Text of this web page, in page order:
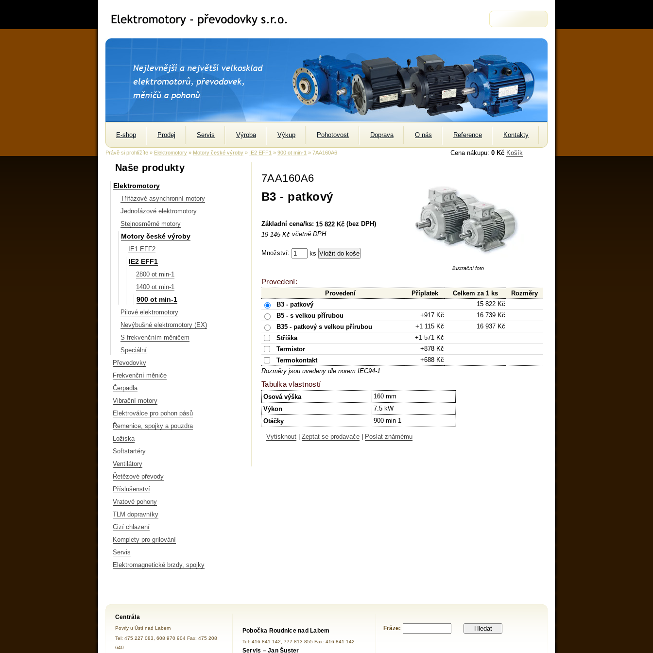
E-shop Prodej Servis Výroba Výkup Pohotovost Doprava O nás Reference Kontakty
Cena nákupu: 0 Kč Košík
Právě si prohlížíte » Elektromotory » Motory české výroby » IE2 EFF1 » 900 ot min-1 » 7AA160A6
Naše produkty
Elektromotory
Třífázové asynchronní motory
Jednofázové elektromotory
Stejnosměrné motory
Motory české výroby
IE1 EFF2
IE2 EFF1
2800 ot min-1
1400 ot min-1
900 ot min-1
Pilové elektromotory
Nevýbušné elektromotory (EX)
S frekvenčním měničem
Speciální
Převodovky
Frekvenční měniče
Čerpadla
Vibrační motory
Elektroválce pro pohon pásů
Řemenice, spojky a pouzdra
Ložiska
Softstartéry
Ventilátory
Řetězové převody
Příslušenství
Vratové pohony
TLM dopravníky
Cizí chlazení
Komplety pro grilování
Servis
Elektromagnetické brzdy, spojky
7AA160A6
B3 - patkový
Základní cena/ks: 15 822 Kč (bez DPH)
19 145 Kč včetně DPH
Množství: ks
ilustrační foto
Provedení:
Provedení Příplatek Celkem za 1 ks
Rozměry
B3 - patkový
15 822 Kč
B5 - s velkou přírubou
+917 Kč
16 739 Kč
B35 - patkový s velkou přírubou
+1 115 Kč
16 937 Kč
Stříška
+1 571 Kč
Termistor
+878 Kč
Termokontakt
+688 Kč
Rozměry jsou uvedeny dle norem IEC94-1
Tabulka vlastností
Osová výška
160 mm
Výkon
7.5 kW
Otáčky
900 min-1
Vytisknout Zeptat se prodavače Poslat známému
Centrála
Povrly u Ústí nad Labem
Tel: 475 227 083, 608 970 904 Fax: 475 208
640
Pobočka Roudnice nad Labem
Tel: 416 841 142, 777 813 855 Fax: 416 841 142
Servis – Jan Šuster
Fráze: Hledat